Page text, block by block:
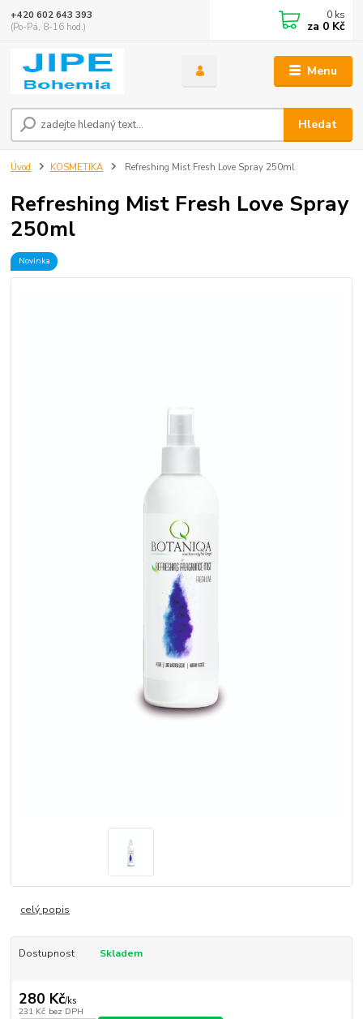
Menu
Hledat
+420 602 643 393
(Po-Pá, 8-16 hod.)
0 ks
za 0 Kč
Úvod KOSMETIKA Refreshing Mist Fresh Love Spray 250ml
Refreshing Mist Fresh Love Spray
250ml
Novinka
celý popis
Dostupnost Skladem
280 Kč/ks
231 Kč bez DPH